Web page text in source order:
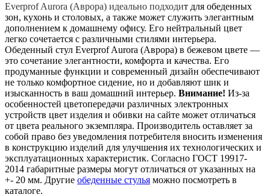
Everprof Aurora (Аврора) идеально подходит для обеденных
зон, кухонь и столовых, а также может служить элегантным
дополнением к домашнему офису. Его нейтральный цвет
легко сочетается с различными стилями интерьера.
Обеденный стул Everprof Aurora (Аврора) в бежевом цвете —
это сочетание элегантности, комфорта и качества. Его
продуманные функции и современный дизайн обеспечивают
не только комфортное сидение, но и добавляют шик и
изысканность в ваш домашний интерьер. Внимание! Из-за
особенностей цветопередачи различных электронных
устройств цвет изделия и обивки на сайте может отличаться
от цвета реального экземпляра. Производитель оставляет за
собой право без уведомления потребителя вносить изменения
в конструкцию изделий для улучшения их технологических и
эксплуатационных характеристик. Согласно ГОСТ 19917-
2014 габаритные размеры могут отличаться от указанных на
+- 20 мм. Другие обеденные стулья можно посмотреть в
каталоге.